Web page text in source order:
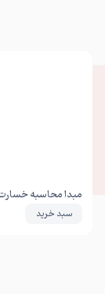
مبدا محاسبه
سبد خرید